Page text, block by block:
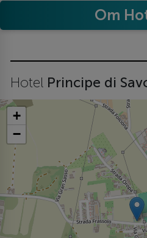
Om
Hotel Principe di
+
−